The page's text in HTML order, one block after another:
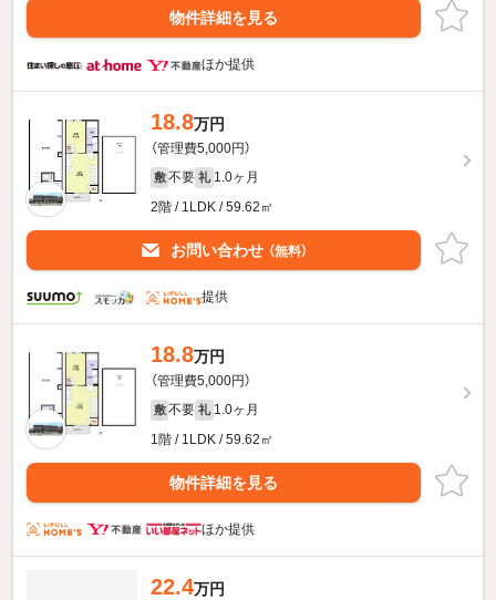
物件詳細を見る
ほか提供
18.8万円
（管理費5,000円）
敷 不要 礼 1.0ヶ月
2階 / 1LDK / 59.62㎡
お問い合わせ （無料）
提供
18.8万円
（管理費5,000円）
敷 不要 礼 1.0ヶ月
1階 / 1LDK / 59.62㎡
物件詳細を見る
ほか提供
22.4万円